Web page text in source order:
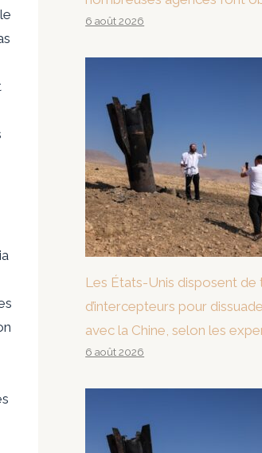
6 août 2026
Les États-Unis disposent de
d’intercepteurs pour
avec la Chine, selon les
6 août 2026